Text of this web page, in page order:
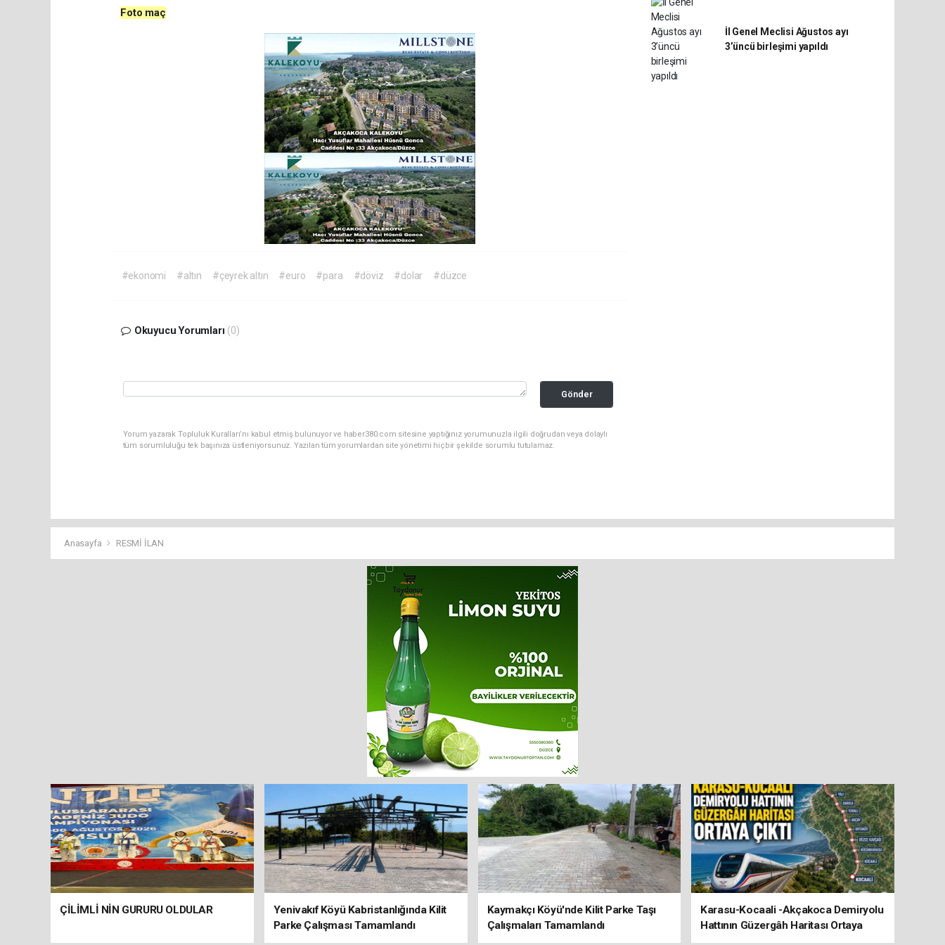
Foto maç
#ekonomi #altın #çeyrek altın #euro #para #döviz #dolar #düzce
Okuyucu Yorumları (0)
Gönder
Yorum yazarak Topluluk Kuralları’nı kabul etmiş bulunuyor ve haber380.com sitesine yaptığınız yorumunuzla ilgili doğrudan veya dolaylı
tüm sorumluluğu tek başınıza üstleniyorsunuz. Yazılan tüm yorumlardan site yönetimi hiçbir şekilde sorumlu tutulamaz.
İl Genel Meclisi Ağustos ayı
3’üncü birleşimi yapıldı
Anasayfa RESMİ İLAN
ÇİLİMLİ NİN GURURU OLDULAR
Yenivakıf Köyü Kabristanlığında Kilit
Parke Çalışması Tamamlandı
Kaymakçı Köyü'nde Kilit Parke Taşı
Çalışmaları Tamamlandı
Karasu-Kocaali -Akçakoca Demiryolu
Hattının Güzergâh Haritası Ortaya
Çıktı